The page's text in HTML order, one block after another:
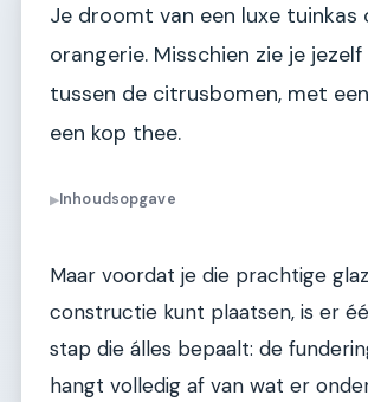
Je droomt van een luxe tuinkas
orangerie. Misschien zie je
tussen de citrusbomen, met
een kop thee.
▶Inhoudsopgave
Maar voordat je die prachtige
constructie kunt plaatsen, is er
stap die álles bepaalt: de
hangt volledig af van wat er